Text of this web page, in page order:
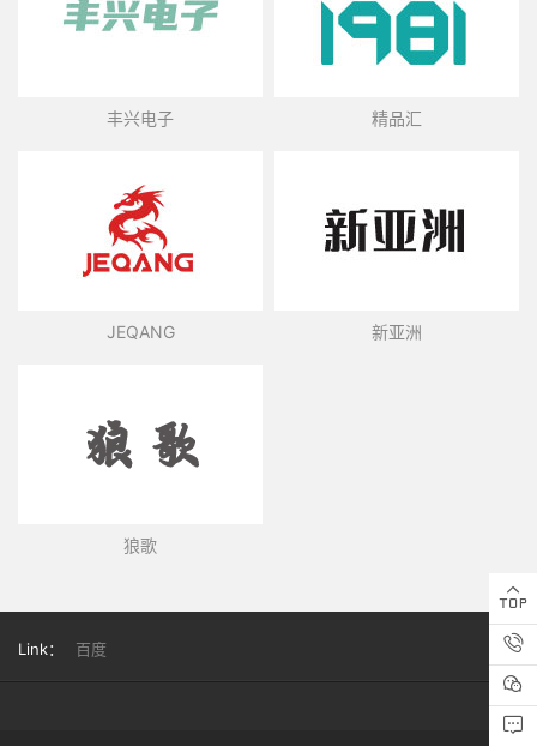
丰兴电子 精品汇
JEQANG 新亚洲
狼歌
Link： 百度